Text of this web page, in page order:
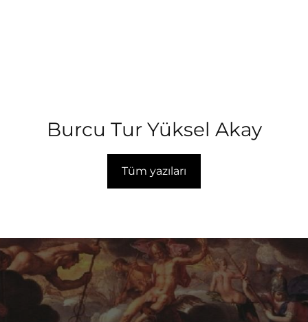
Burcu Tur Yüksel Akay
Tüm yazıları